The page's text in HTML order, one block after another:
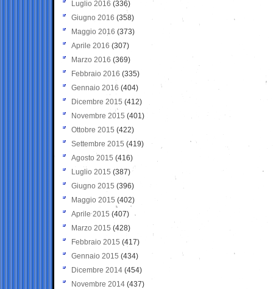
Luglio 2016 (336)
Giugno 2016 (358)
Maggio 2016 (373)
Aprile 2016 (307)
Marzo 2016 (369)
Febbraio 2016 (335)
Gennaio 2016 (404)
Dicembre 2015 (412)
Novembre 2015 (401)
Ottobre 2015 (422)
Settembre 2015 (419)
Agosto 2015 (416)
Luglio 2015 (387)
Giugno 2015 (396)
Maggio 2015 (402)
Aprile 2015 (407)
Marzo 2015 (428)
Febbraio 2015 (417)
Gennaio 2015 (434)
Dicembre 2014 (454)
Novembre 2014 (437)